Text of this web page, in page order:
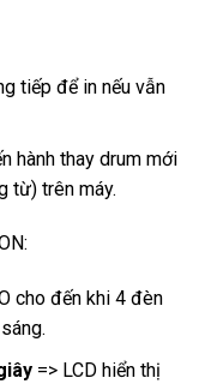
tiếp để in nếu vẫn
hành thay drum mới
từ) trên máy.
cho đến khi 4 đèn
=> LCD hiển thị